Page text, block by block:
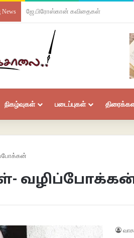
News ஜே.பிரோஸ்கான் கவிதைகள்
நிகழ்வுகள் படைப்புகள்